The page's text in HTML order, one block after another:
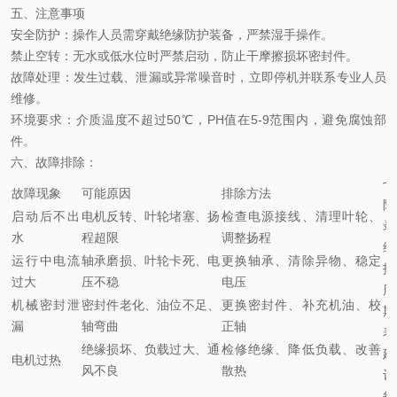
五、注意事项
安全防护 ：操作人员需穿戴绝缘防护装备，严禁湿手操作。
禁止空转 ：无水或低水位时严禁启动，防止干摩擦损坏密封件。
故障处理 ：发生过载、泄漏或异常噪音时，立即停机并联系专业人员
维修。
环境要求 ：介质温度不超过50℃，PH值在5-9范围内，避免腐蚀部
件。
六、故障排除 ：
故障现象 可能原因
排除方法
启动后不出
水
电机反转、叶轮堵塞、扬
程超限
检查电源接线、清理叶轮、
调整扬程
运行中电流
过大
轴承磨损、叶轮卡死、电
压不稳
更换轴承、清除异物、稳定
电压
机械密封泄
漏
密封件老化、油位不足、
轴弯曲
更换密封件、补充机油、校
正轴
电机过热
绝缘损坏、负载过大、通
风不良
检修绝缘、降低负载、改善
散热
附
录
维
护
周
期
表
建
议